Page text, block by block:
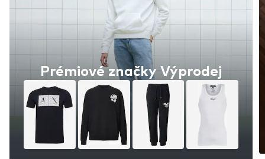
Prémiové značky Výprodej